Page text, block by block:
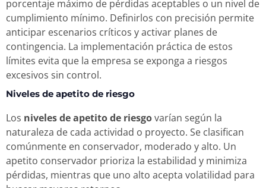
porcentaje máximo de pérdidas aceptables o un nivel de
cumplimiento mínimo. Definirlos con precisión permite
anticipar escenarios críticos y activar planes de
contingencia. La implementación práctica de estos
límites evita que la empresa se exponga a riesgos
excesivos sin control.
Niveles de apetito de riesgo
Los niveles de apetito de riesgovarían según la
naturaleza de cada actividad o proyecto. Se clasifican
comúnmente en conservador, moderado y alto. Un
apetito conservador prioriza la estabilidad y minimiza
pérdidas, mientras que uno alto acepta volatilidad para